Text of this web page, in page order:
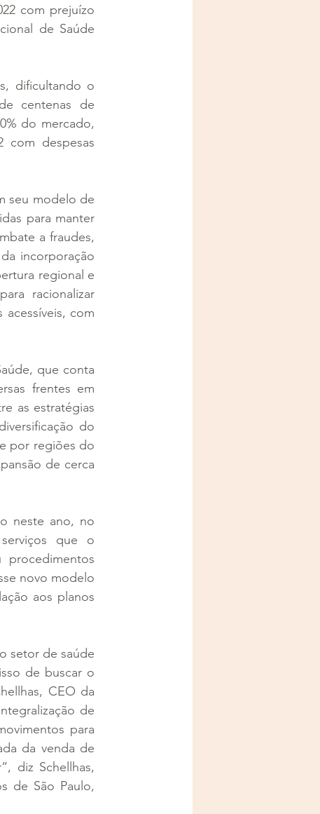
com prejuízo
de Saúde
dificultando o
centenas de
do mercado,
com despesas
seu modelo de
para manter
a fraudes,
incorporação
regional e
racionalizar
com
que conta
frentes em
as estratégias
do
por regiões do
de cerca
neste ano, no
que o
novo modelo
aos planos
setor de saúde
de buscar o
CEO da
de
para
da venda de
diz Schellhas,
de São Paulo,